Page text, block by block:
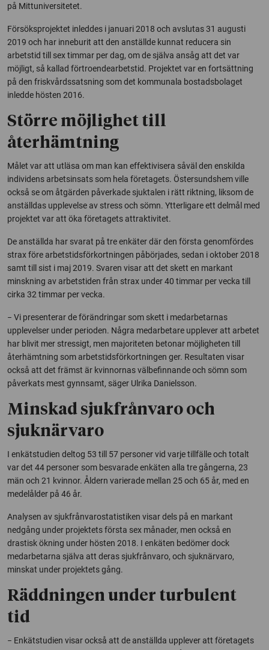
på Mittuniversitetet.
Försöksprojektet inleddes i januari 2018 och avslutas 31 augusti
2019 och har inneburit att den anställde kunnat reducera sin
arbetstid till sex timmar per dag, om de själva ansåg att det var
möjligt, så kallad förtroendearbetstid. Projektet var en fortsättning
på den friskvårdssatsning som det kommunala bostadsbolaget
inledde hösten 2016.
Större möjlighet till
återhämtning
Målet var att utläsa om man kan effektivisera såväl den enskilda
individens arbetsinsats som hela företagets. Östersundshem ville
också se om åtgärden påverkade sjuktalen i rätt riktning, liksom de
anställdas upplevelse av stress och sömn. Ytterligare ett delmål med
projektet var att öka företagets attraktivitet.
De anställda har svarat på tre enkäter där den första genomfördes
strax före arbetstidsförkortningen påbörjades, sedan i oktober 2018
samt till sist i maj 2019. Svaren visar att det skett en markant
minskning av arbetstiden från strax under 40 timmar per vecka till
cirka 32 timmar per vecka.
− Vi presenterar de förändringar som skett i medarbetarnas
upplevelser under perioden. Några medarbetare upplever att arbetet
har blivit mer stressigt, men majoriteten betonar möjligheten till
återhämtning som arbetstidsförkortningen ger. Resultaten visar
också att det främst är kvinnornas välbefinnande och sömn som
påverkats mest gynnsamt, säger Ulrika Danielsson.
Minskad sjukfrånvaro och
sjuknärvaro
I enkätstudien deltog 53 till 57 personer vid varje tillfälle och totalt
var det 44 personer som besvarade enkäten alla tre gångerna, 23
män och 21 kvinnor. Åldern varierade mellan 25 och 65 år, med en
medelålder på 46 år.
Analysen av sjukfrånvarostatistiken visar dels på en markant
nedgång under projektets första sex månader, men också en
drastisk ökning under hösten 2018. I enkäten bedömer dock
medarbetarna själva att deras sjukfrånvaro, och sjuknärvaro,
minskat under projektets gång.
Räddningen under turbulent
tid
− Enkätstudien visar också att de anställda upplever att företagets